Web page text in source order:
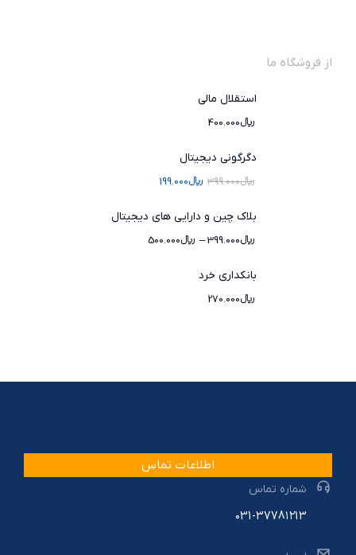
از فروشگاه ما
استقلال مالی
﷼400.000
دگرگونی دیجیتال
﷼399.000 ﷼199.000
بلاک چین و دارایی های دیجیتال
﷼399.000
– ﷼500.000
بانکداری خرد
﷼270.000
اطلاعات تماس
شماره تماس
۰31-3778۱۲13